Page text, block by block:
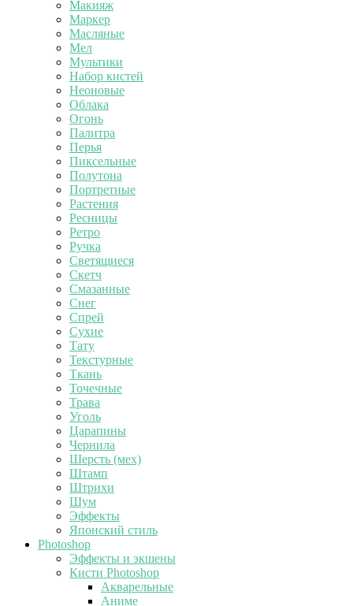
Макияж
Маркер
Масляные
Мел
Мультики
Набор кистей
Неоновые
Облака
Огонь
Палитра
Перья
Пиксельные
Полутона
Портретные
Растения
Ресницы
Ретро
Ручка
Светящиеся
Скетч
Смазанные
Снег
Спрей
Сухие
Тату
Текстурные
Ткань
Точечные
Трава
Уголь
Царапины
Чернила
Шерсть (мех)
Штамп
Штрихи
Шум
Эффекты
Японский стиль
Photoshop
Эффекты и экшены
Кисти Photoshop
Акварельные
Аниме